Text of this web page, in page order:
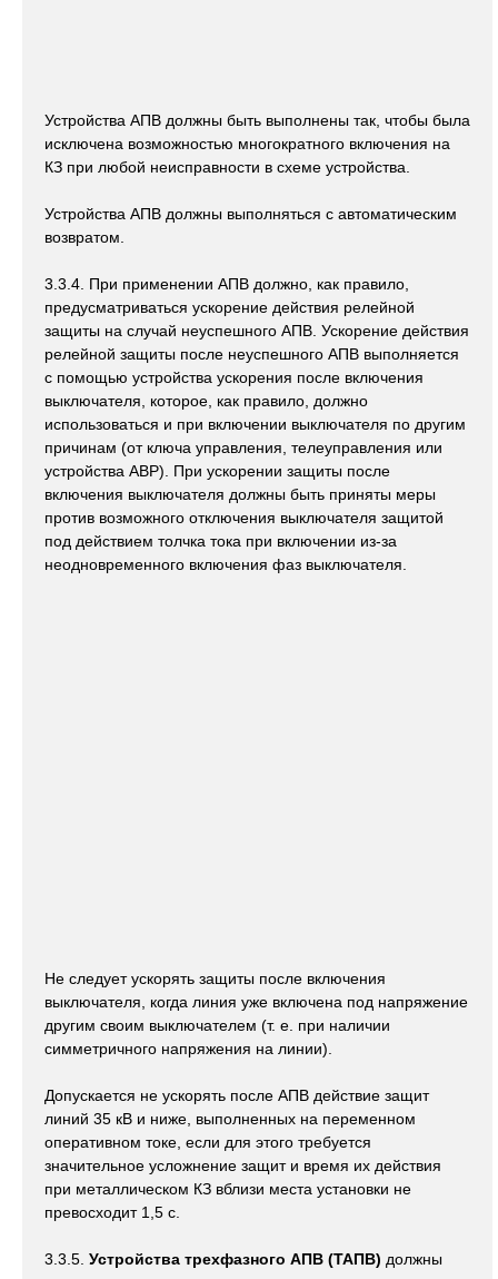
Устройства АПВ должны быть выполнены так, чтобы была
исключена возможностью многократного включения на
КЗ при любой неисправности в схеме устройства.
Устройства АПВ должны выполняться с автоматическим
возвратом.
3.3.4. При применении АПВ должно, как правило,
предусматриваться ускорение действия релейной
защиты на случай неуспешного АПВ. Ускорение действия
релейной защиты после неуспешного АПВ выполняется
с помощью устройства ускорения после включения
выключателя, которое, как правило, должно
использоваться и при включении выключателя по другим
причинам (от ключа управления, телеуправления или
устройства АВР). При ускорении защиты после
включения выключателя должны быть приняты меры
против возможного отключения выключателя защитой
под действием толчка тока при включении из-за
неодновременного включения фаз выключателя.
Не следует ускорять защиты после включения
выключателя, когда линия уже включена под напряжение
другим своим выключателем (т. е. при наличии
симметричного напряжения на линии).
Допускается не ускорять после АПВ действие защит
линий 35 кВ и ниже, выполненных на переменном
оперативном токе, если для этого требуется
значительное усложнение защит и время их действия
при металлическом КЗ вблизи места установки не
превосходит 1,5 с.
3.3.5. Устройства трехфазного АПВ (ТАПВ) должны